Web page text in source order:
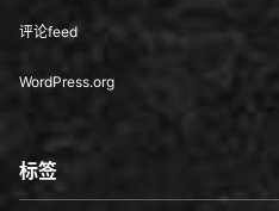
评论feed
WordPress.org
标签